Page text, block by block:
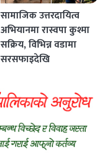
सामाजिक उत्तरदायित्व
अभियानमा रास्वपा कुश्मा
सक्रिय, विभिन्न वडामा
सरसफाइदेखि